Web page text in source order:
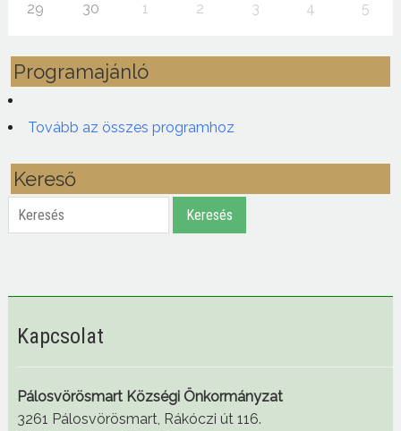
29 30 1 2 3 4 5
Programajánló
Tovább az összes programhoz
Kereső
Keresés Keresés
Kapcsolat
Pálosvörösmart Községi Önkormányzat
3261 Pálosvörösmart, Rákóczi út 116.